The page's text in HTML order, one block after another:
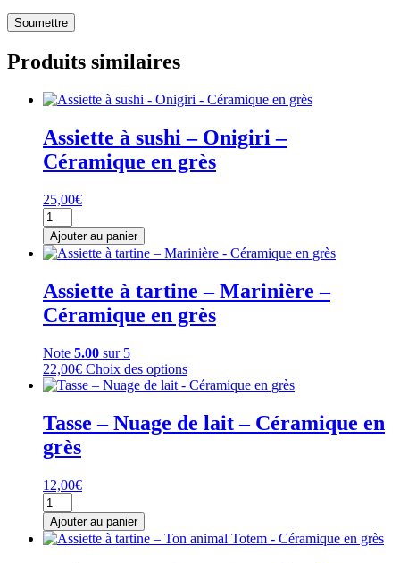
Produits similaires
Assiette à sushi – Onigiri –
Céramique en grès
25,00€
quantité
de
Assiette
à
-
Onigiri
-
en
grès
Ajouter au panier
Assiette à tartine – Marinière –
Céramique en grès
Note 5.00 sur 5
22,00€ Choix des optionsCe
produit
plusieurs
variations.
la
Tasse – Nuage de lait – Céramique en
grès
12,00€
quantité
de
Tasse
–
Ajouter au panier